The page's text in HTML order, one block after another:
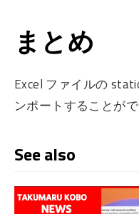
まとめ
Excel ファイルの
ンポートすることがで
See also